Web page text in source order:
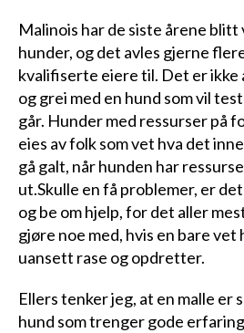
Malinois har de siste årene
hunder, og det avles gjerne
kvalifiserte eiere til. Det er ikke
og grei med en hund som vil
går. Hunder med ressurser på
eies av folk som vet hva det
gå galt, når hunden har
ut.Skulle en få problemer, er
og be om hjelp, for det aller
gjøre noe med, hvis en bare
uansett rase og opdretter.
Ellers tenker jeg, at en malle er
hund som trenger gode